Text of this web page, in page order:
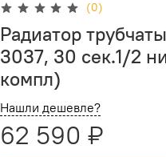
(0)
Радиатор
3037, 30 сек.1/2
компл)
Нашли дешевле?
62 590 ₽